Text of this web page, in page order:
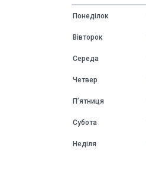
Понеділок
Вівторок
Середа
Четвер
Пʼятниця
Субота
Неділя